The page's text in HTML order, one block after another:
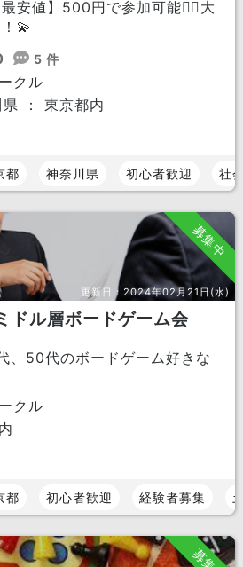
安値】500円で参加可能🙆‍♀️大
💫
5 件
クル
： 東京都内
都 神奈川県 初心者歓迎 社
募集中
更新日：2024年02月21日(水)
ドル層ボードゲーム会
、50代のボードゲーム好きな
クル
都 初心者歓迎 経験者募集